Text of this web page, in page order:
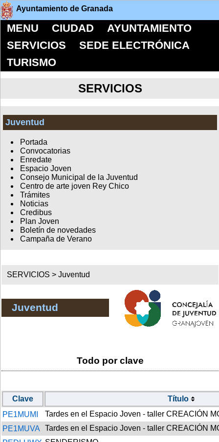
Ayuntamiento de Granada
MENU CIUDAD
AYUNTAMIENTO
SERVICIOS
SEDE ELECTRÓNICA
TURISMO
SERVICIOS
Juventud
Portada
Convocatorias
Enredate
Espacio Joven
Consejo Municipal de la Juventud
Centro de arte joven Rey Chico
Trámites
Noticias
Credibus
Plan Joven
Boletín de novedades
Campaña de Verano
SERVICIOS >Juventud
Juventud
Todo por clave
Clave
Título
PE1MUMI
Tardes en el Espacio Joven - taller CREACIÓN
PE1MUVA
Tardes en el Espacio Joven - taller CREACIÓN